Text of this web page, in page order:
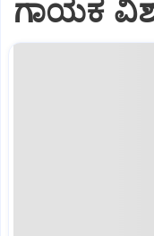
ಗಾಯಕ